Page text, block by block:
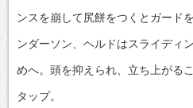
ンスを崩して尻餅をつくとガード
ンダーソン、ヘルドはスライディ
めへ。頭を抑えられ、立ち上がる
タップ。